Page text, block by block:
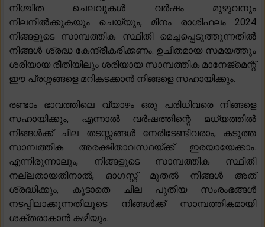
നിശ്ചിത ചെലവുകൾ വർഷം മുഴുവനും
നിലനിൽക്കുകയും ചെയ്യും, മീനം രാശിഫലം 2024
നിങ്ങളുടെ സാമ്പത്തിക സ്ഥിതി മെച്ചപ്പെടുത്തുന്നതിൽ
നിങ്ങൾ ശ്രദ്ധ കേന്ദ്രീകരിക്കണം. ഉചിതമായ സമയത്തും
ശരിയായ രീതിയിലും ശരിയായ സാമ്പത്തിക മാനേജ്മെന്റ്
ഈ പ്രശ്നങ്ങളെ മറികടക്കാൻ നിങ്ങളെ സഹായിക്കും.
രണ്ടാം ഭാവത്തിലെ വ്യാഴം ഒരു പരിധിവരെ നിങ്ങളെ
സഹായിക്കും, എന്നാൽ വർഷത്തിന്റെ മധ്യത്തിൽ
നിങ്ങൾക്ക് ചില തടസ്സങ്ങൾ നേരിടേണ്ടിവരാം, കടുത്ത
സാമ്പത്തിക അരക്ഷിതാവസ്ഥയ്ക്ക് ഇരയായേക്കാം.
എന്നിരുന്നാലും, നിങ്ങളുടെ സാമ്പത്തിക സ്ഥിതി
നല്ലതായതിനാൽ, ഓഗസ്റ്റ് മുതൽ നിങ്ങൾ അത്
ശ്രദ്ധിക്കും, കൂടാതെ ചില പുതിയ സംരംഭങ്ങൾ
നടപ്പിലാക്കുന്നതിലൂടെ നിങ്ങൾക്ക് സാമ്പത്തികമായി
ശക്തരാകാൻ കഴിയും.